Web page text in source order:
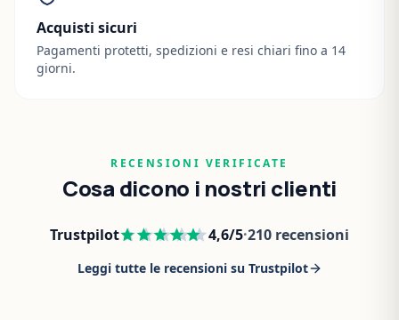
Acquisti sicuri
Pagamenti protetti, spedizioni e resi chiari fino a 14
giorni.
RECENSIONI VERIFICATE
Cosa dicono i nostri clienti
Trustpilot 4,6/5·210 recensioni
Leggi tutte le recensioni su Trustpilot